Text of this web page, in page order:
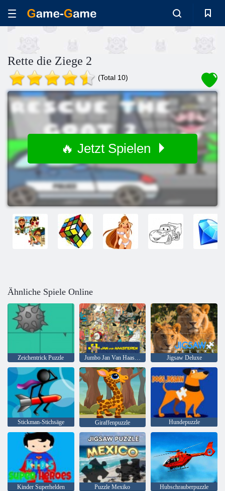
Rette die Ziege 2
(Total 10)
🔥 Jetzt Spielen
Ähnliche Spiele Online
Zeichentrick Puzzle Jumbo Jan Van Haasteren Jigsaw Deluxe
Stickman-Stichsäge Giraffenpuzzle Hundepuzzle
Kinder Superhelden Puzzle Mexiko Hubschrauberpuzzle